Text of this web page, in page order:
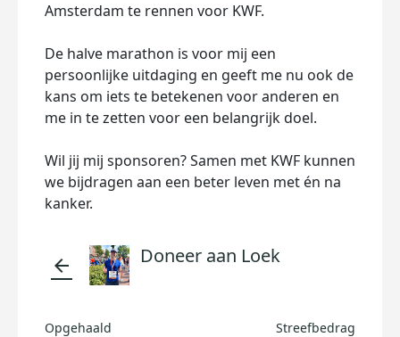
Amsterdam te rennen voor KWF.
De halve marathon is voor mij een
persoonlijke uitdaging en geeft me nu ook de
kans om iets te betekenen voor anderen en
me in te zetten voor een belangrijk doel.
Wil jij mij sponsoren? Samen met KWF kunnen
we bijdragen aan een beter leven met én na
kanker.
arrow_back Doneer aan Loek
Opgehaald Streefbedrag